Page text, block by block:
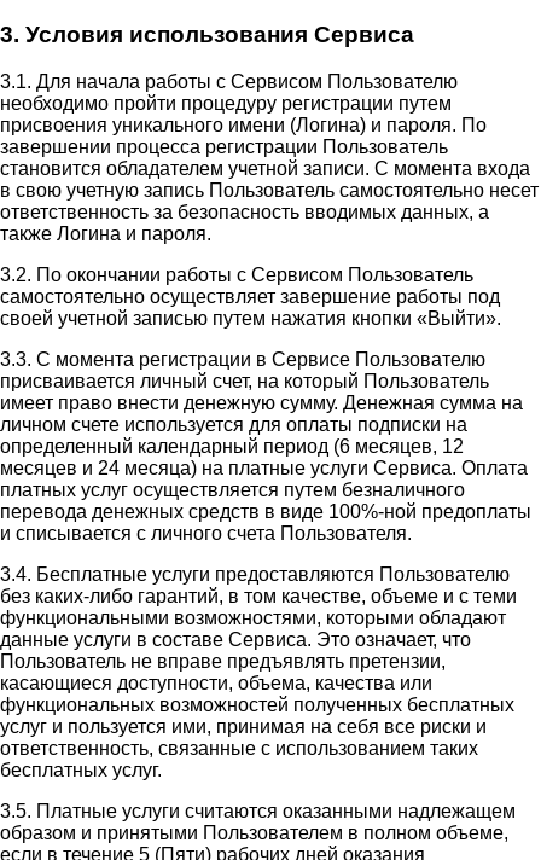
3. Условия использования Сервиса
3.1. Для начала работы с Сервисом Пользователю
необходимо пройти процедуру регистрации путем
присвоения уникального имени (Логина) и пароля. По
завершении процесса регистрации Пользователь
становится обладателем учетной записи. С момента входа
в свою учетную запись Пользователь самостоятельно несет
ответственность за безопасность вводимых данных, а
также Логина и пароля.
3.2. По окончании работы с Сервисом Пользователь
самостоятельно осуществляет завершение работы под
своей учетной записью путем нажатия кнопки «Выйти».
3.3. С момента регистрации в Сервисе Пользователю
присваивается личный счет, на который Пользователь
имеет право внести денежную сумму. Денежная сумма на
личном счете используется для оплаты подписки на
определенный календарный период (6 месяцев, 12
месяцев и 24 месяца) на платные услуги Сервиса. Оплата
платных услуг осуществляется путем безналичного
перевода денежных средств в виде 100%-ной предоплаты
и списывается с личного счета Пользователя.
3.4. Бесплатные услуги предоставляются Пользователю
без каких-либо гарантий, в том качестве, объеме и с теми
функциональными возможностями, которыми обладают
данные услуги в составе Сервиса. Это означает, что
Пользователь не вправе предъявлять претензии,
касающиеся доступности, объема, качества или
функциональных возможностей полученных бесплатных
услуг и пользуется ими, принимая на себя все риски и
ответственность, связанные с использованием таких
бесплатных услуг.
3.5. Платные услуги считаются оказанными надлежащем
образом и принятыми Пользователем в полном объеме,
если в течение 5 (Пяти) рабочих дней оказания